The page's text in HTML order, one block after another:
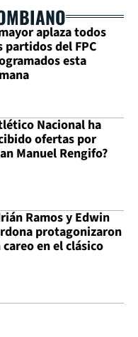
aplaza todos
partidos del FPC
esta
Nacional ha
ofertas por
Manuel Rengifo?
Ramos y Edwin
protagonizaron
careo en el clásico